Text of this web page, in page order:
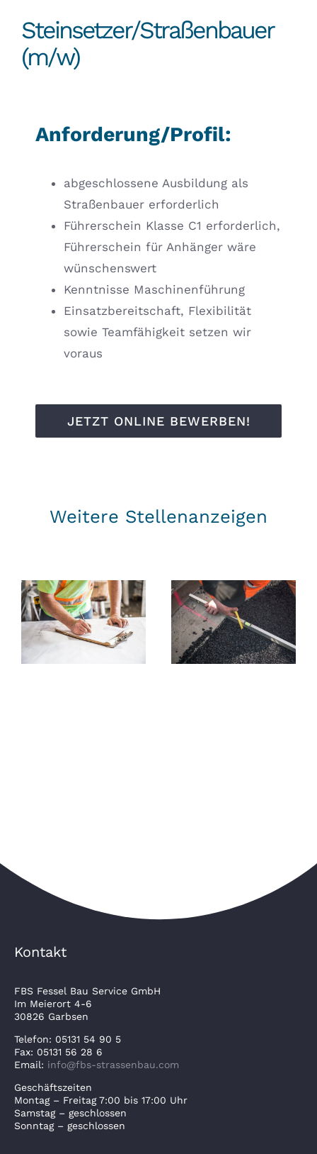
Steinsetzer/Straßenbauer
(m/w)
Anforderung/Profil:
abgeschlossene Ausbildung als
Straßenbauer erforderlich
Führerschein Klasse C1 erforderlich,
Führerschein für Anhänger wäre
wünschenswert
Kenntnisse Maschinenführung
Einsatzbereitschaft, Flexibilität
sowie Teamfähigkeit setzen wir
voraus
JETZT ONLINE BEWERBEN!
Weitere Stellenanzeigen
Bauleiter im
Straßen- und
Vorarbeiter/Polier
(m/w) im
Straßenbau
Kontakt
FBS Fessel Bau Service GmbH
Im Meierort 4-6
30826 Garbsen
Telefon: 05131 54 90 5
Fax: 05131 56 28 6
Email: info@fbs-strassenbau.com
Geschäftszeiten
Montag – Freitag 7:00 bis 17:00 Uhr
Samstag – geschlossen
Sonntag – geschlossen